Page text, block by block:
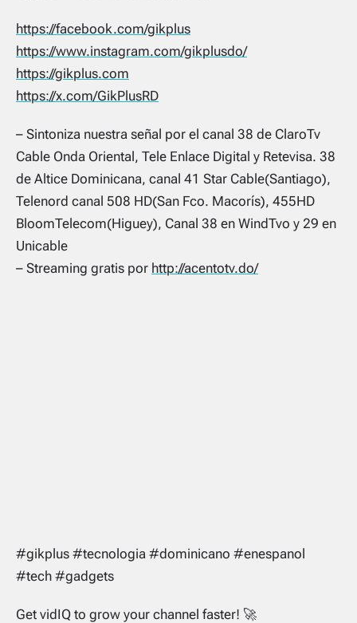
https://facebook.com/gikplus
https://www.instagram.com/gikplusdo/
https://gikplus.com
https://x.com/GikPlusRD
– Sintoniza nuestra señal por el canal 38 de ClaroTv
Cable Onda Oriental, Tele Enlace Digital y Retevisa. 38
de Altice Dominicana, canal 41 Star Cable(Santiago),
Telenord canal 508 HD(San Fco. Macorís), 455HD
BloomTelecom(Higuey), Canal 38 en WindTvo y 29 en
Unicable
– Streaming gratis por http://acentotv.do/
#gikplus #tecnologia #dominicano #enespanol
#tech #gadgets
Get vidIQ to grow your channel faster! 🚀